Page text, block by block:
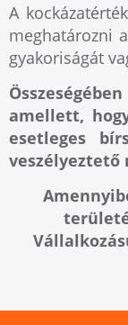
A
meghatározni
gyakoriságát
amellett,
esetleges